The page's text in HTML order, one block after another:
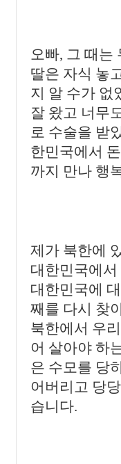
오빠, 그 때는
딸은 자식 놓
지 알 수가 없
잘 왔고 너무
로 수술을 받
한민국에서
까지 만나 행
제가 북한에
대한민국에
대한민국에
째를 다시 찾
북한에서 우
어 살아야 하
은 수모를 당
어버리고 당
습니다.